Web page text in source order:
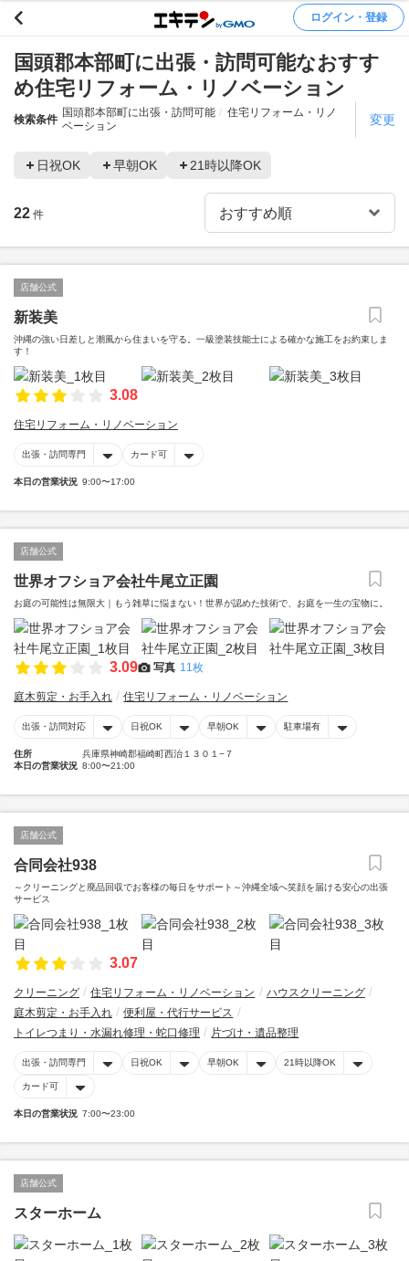
ログイン・登録
国頭郡本部町に出張・訪問可能なおすす
め住宅リフォーム・リノベーション
検索条件
国頭郡本部町に出張・訪問可能
住宅リフォーム・リノ
ベーション
変更
日祝OK 早朝OK 21時以降OK
22 件
店舗公式
新装美
沖縄の強い日差しと潮風から住まいを守る。一級塗装技能士による確かな施工をお約束しま
す！
3.08
住宅リフォーム・リノベーション
出張・訪問専門 カード可
本日の営業状況 9:00〜17:00
店舗公式
世界オフショア会社牛尾立正園
お庭の可能性は無限大｜もう雑草に悩まない！世界が認めた技術で、お庭を一生の宝物に。
3.09 写真 11枚
庭木剪定・お手入れ 住宅リフォーム・リノベーション
出張・訪問対応 日祝OK 早朝OK 駐車場有
住所
兵庫県神崎郡福崎町西治１３０１−７
本日の営業状況 8:00〜21:00
店舗公式
合同会社938
～クリーニングと廃品回収でお客様の毎日をサポート～沖縄全域へ笑顔を届ける安心の出張
サービス
3.07
クリーニング 住宅リフォーム・リノベーション
ハウスクリーニング
庭木剪定・お手入れ
便利屋・代行サービス
トイレつまり・水漏れ修理・蛇口修理
片づけ・遺品整理
出張・訪問専門 日祝OK 早朝OK 21時以降OK
カード可
本日の営業状況 7:00〜23:00
店舗公式
スターホーム